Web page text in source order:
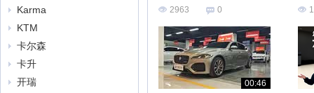
Karma
KTM
卡尔森
卡升
开瑞
2963
0
00:46